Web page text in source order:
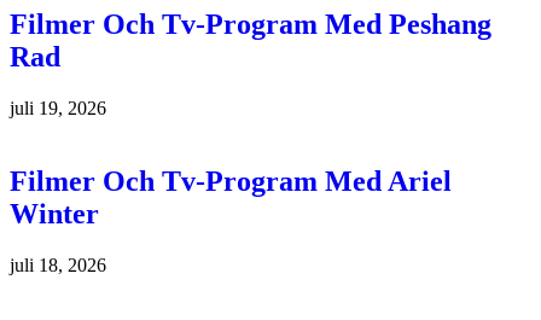
Filmer Och Tv-Program Med Peshang
Rad
juli 19, 2026
Filmer Och Tv-Program Med Ariel
Winter
juli 18, 2026